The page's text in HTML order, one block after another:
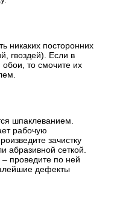
с улицей, могут
и грибок. Если вы
– устраните
никаких посторонних
гвоздей). Если в
то смочите их
шпаклеванием.